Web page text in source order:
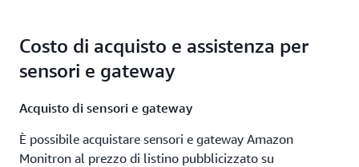
Costo di acquisto e assistenza per
sensori e gateway
Acquisto di sensori e gateway
È possibile acquistare sensori e gateway Amazon
Monitron al prezzo di listino pubblicizzato su